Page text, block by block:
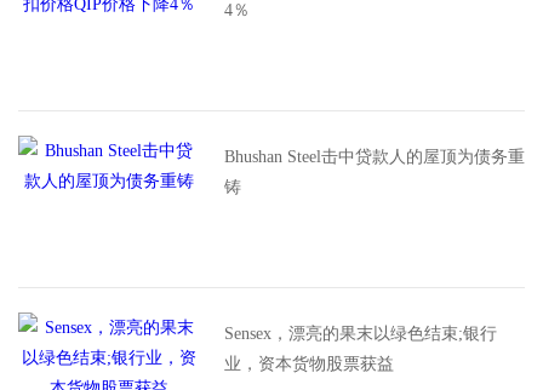
4％
Bhushan Steel击中贷款人的屋顶为债务重
铸
Sensex，漂亮的果末以绿色结束;银行
业，资本货物股票获益